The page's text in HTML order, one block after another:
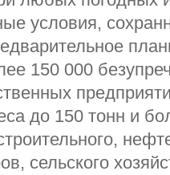
условия,
150 000
до 150 тонн и
сельского